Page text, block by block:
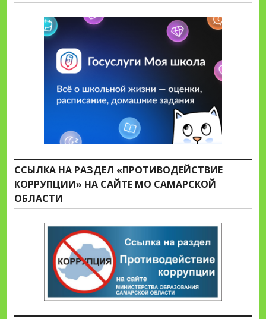
ССЫЛКА НА РАЗДЕЛ «ПРОТИВОДЕЙСТВИЕ
КОРРУПЦИИ» НА САЙТЕ МО САМАРСКОЙ
ОБЛАСТИ